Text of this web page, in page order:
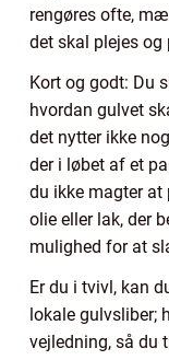
rengøres ofte,
det skal plejes og
Kort og godt: Du
hvordan gulvet
det nytter ikke
der i løbet af et
du ikke magter at
olie eller lak, der
mulighed for at
Er du i tvivl, kan
lokale gulvsliber;
vejledning, så du